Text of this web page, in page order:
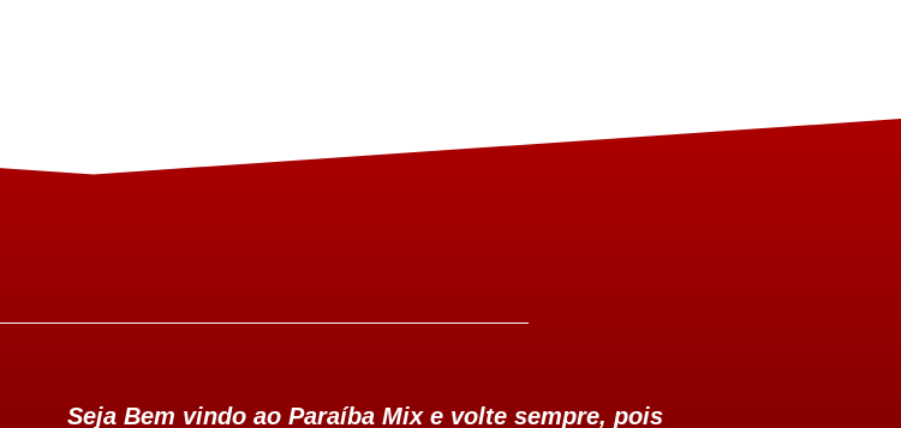
Seja Bem vindo ao Paraíba Mix e volte sempre, pois